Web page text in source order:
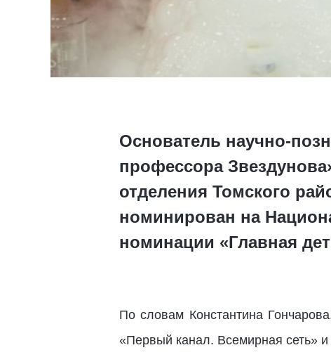
Основатель научно-
профессора
отделения Томского
номинирован на
номинации «Главная
По словам Константина
«Первый канал. Всемирная сеть»